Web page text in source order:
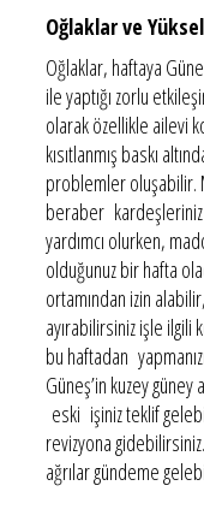
Oğlaklar ve
Oğlaklar, haftaya
ile yaptığı zorlu
olarak özellikle ailevi
kısıtlanmış baskı
problemler oluşabilir.
beraber kardeşleriniz
yardımcı olurken,
olduğunuz bir hafta
ortamından izin
ayırabilirsiniz işle ilgili
bu haftadan
Güneş’in kuzey güney
eski işiniz teklif
revizyona
ağrılar gündeme